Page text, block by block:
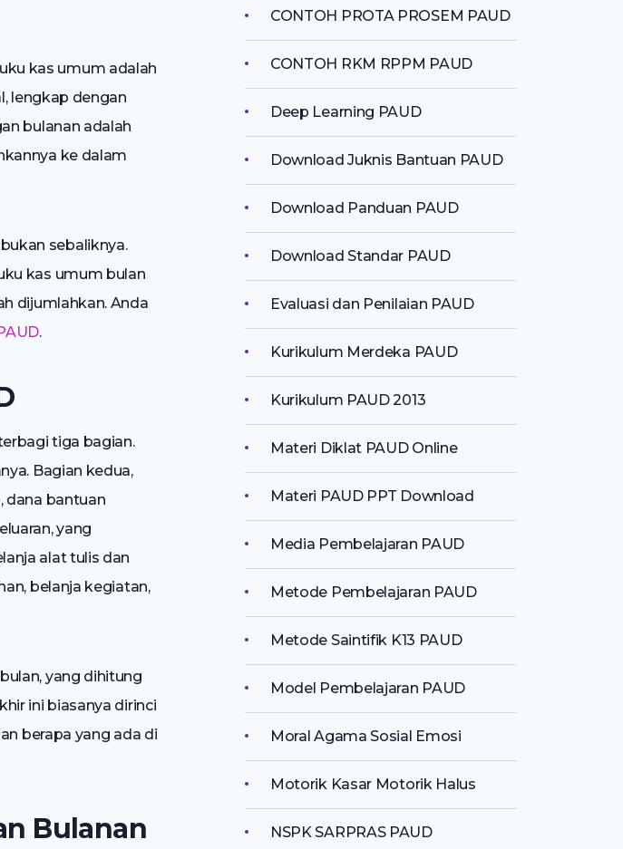
kas umum adalah
lengkap dengan
bulanan adalah
ke dalam
sebaliknya.
kas umum bulan
dijumlahkan. Anda
.
tiga bagian.
Bagian kedua,
dana bantuan
yang
alat tulis dan
belanja kegiatan,
yang dihitung
ini biasanya dirinci
berapa yang ada di
Bulanan
CONTOH PROTA PROSEM PAUD
CONTOH RKM RPPM PAUD
Deep Learning PAUD
Download Juknis Bantuan PAUD
Download Panduan PAUD
Download Standar PAUD
Evaluasi dan Penilaian PAUD
Kurikulum Merdeka PAUD
Kurikulum PAUD 2013
Materi Diklat PAUD Online
Materi PAUD PPT Download
Media Pembelajaran PAUD
Metode Pembelajaran PAUD
Metode Saintifik K13 PAUD
Model Pembelajaran PAUD
Moral Agama Sosial Emosi
Motorik Kasar Motorik Halus
NSPK SARPRAS PAUD